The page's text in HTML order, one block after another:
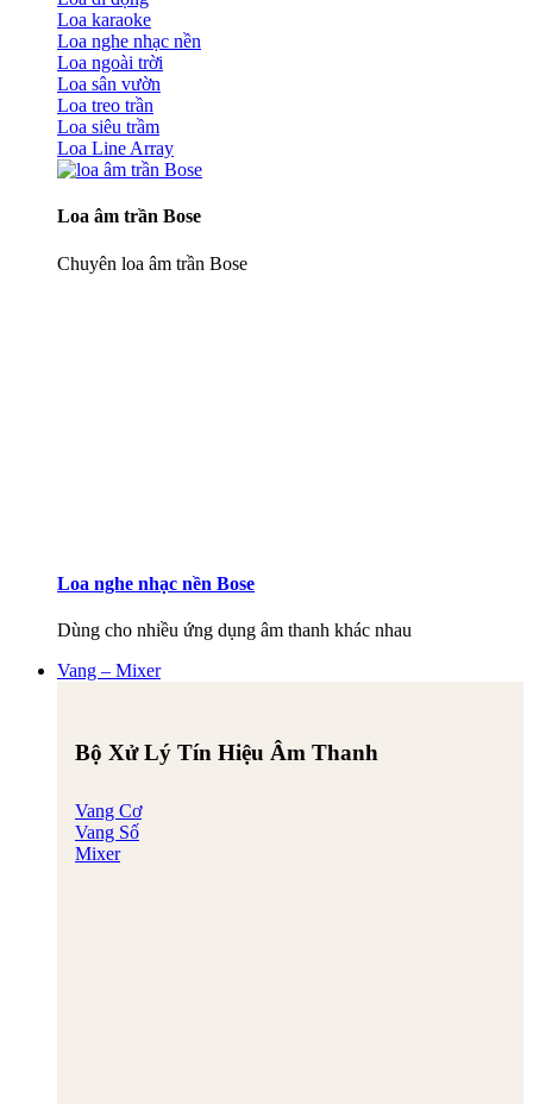
Loa karaoke
Loa nghe nhạc nền
Loa ngoài trời
Loa sân vườn
Loa treo trần
Loa siêu trầm
Loa Line Array
Loa âm trần Bose
Chuyên loa âm trần Bose
Loa nghe nhạc nền Bose
Dùng cho nhiều ứng dụng âm thanh khác nhau
Vang – Mixer
Bộ Xử Lý Tín Hiệu Âm Thanh
Vang Cơ
Vang Số
Mixer